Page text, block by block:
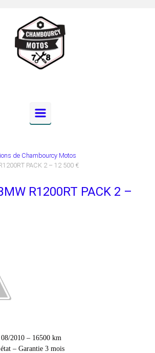
de Chambourcy Motos
PACK 2 – 12 500 €
R1200RT PACK 2 –
2010 – 16500 km
– Garantie 3 mois